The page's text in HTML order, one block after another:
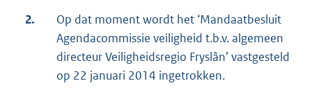
2.
Op dat moment wordt het ‘Mandaatbesluit
Agendacommissie veiligheid t.b.v. algemeen
directeur Veiligheidsregio Fryslân’ vastgesteld
op 22 januari 2014 ingetrokken.